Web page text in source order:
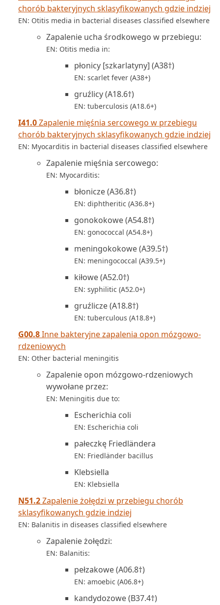
chorób bakteryjnych sklasyfikowanych gdzie indziej
EN: Otitis media in bacterial diseases classified elsewhere
Zapalenie ucha środkowego w przebiegu:
EN: Otitis media in:
płonicy [szkarlatyny] (A38†)
EN: scarlet fever (A38+)
gruźlicy (A18.6†)
EN: tuberculosis (A18.6+)
I41.0Zapalenie mięśnia sercowego w przebiegu
chorób bakteryjnych sklasyfikowanych gdzie indziej
EN: Myocarditis in bacterial diseases classified elsewhere
Zapalenie mięśnia sercowego:
EN: Myocarditis:
błonicze (A36.8†)
EN: diphtheritic (A36.8+)
gonokokowe (A54.8†)
EN: gonococcal (A54.8+)
meningokokowe (A39.5†)
EN: meningococcal (A39.5+)
kiłowe (A52.0†)
EN: syphilitic (A52.0+)
gruźlicze (A18.8†)
EN: tuberculous (A18.8+)
G00.8Inne bakteryjne zapalenia opon mózgowo-
rdzeniowych
EN: Other bacterial meningitis
Zapalenie opon mózgowo-rdzeniowych
wywołane przez:
EN: Meningitis due to:
Escherichia coli
EN: Escherichia coli
pałeczkę Friedländera
EN: Friedländer bacillus
Klebsiella
EN: Klebsiella
N51.2Zapalenie żołędzi w przebiegu chorób
sklasyfikowanych gdzie indziej
EN: Balanitis in diseases classified elsewhere
Zapalenie żołędzi:
EN: Balanitis:
pełzakowe (A06.8†)
EN: amoebic (A06.8+)
kandydozowe (B37.4†)